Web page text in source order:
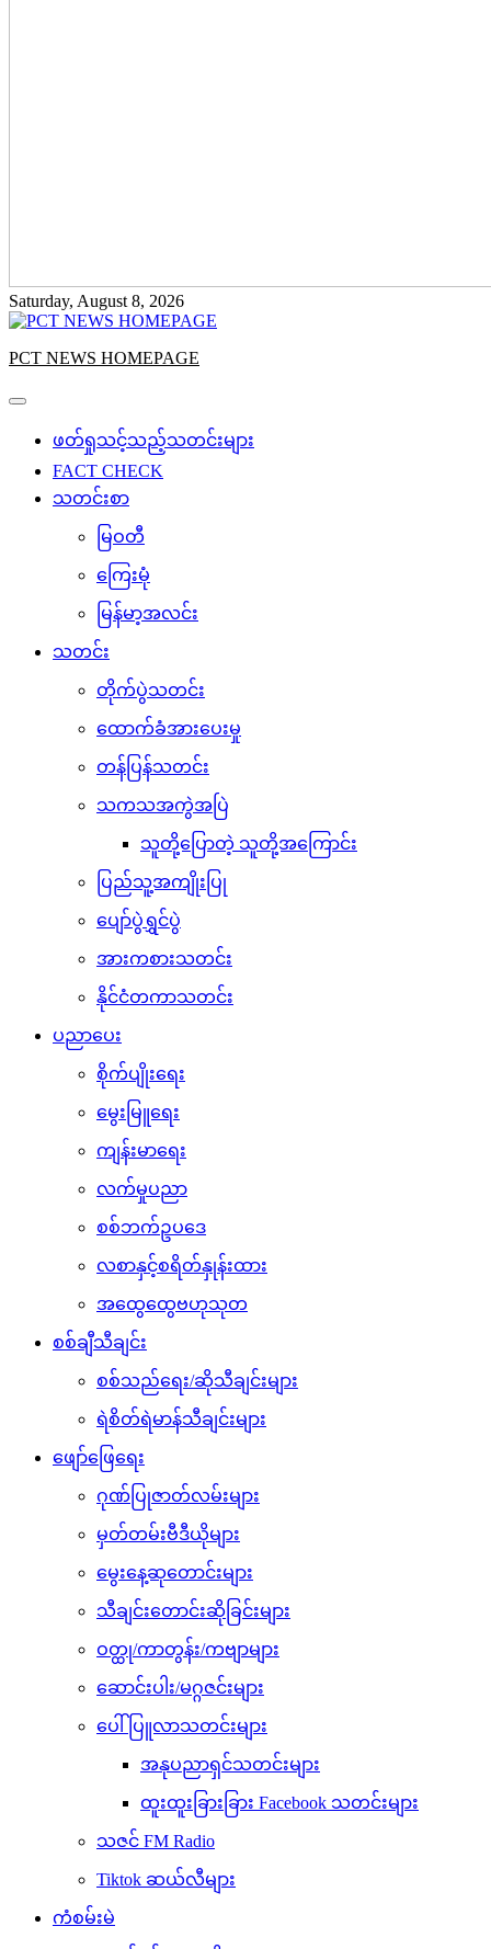
Saturday, August 8, 2026
PCT NEWS HOMEPAGE
ဖတ်ရှုသင့်သည့်သတင်းများ
FACT CHECK
သတင်းစာ
မြဝတီ
ကြေးမုံ
မြန်မာ့အလင်း
သတင်း
တိုက်ပွဲသတင်း
ထောက်ခံအားပေးမှု
တန်ပြန်သတင်း
သကသအကွဲအပြဲ
သူတို့ပြောတဲ့ သူတို့အကြောင်း
ပြည်သူ့အကျိုးပြု
ပျော်ပွဲရွှင်ပွဲ
အားကစားသတင်း
နိုင်ငံတကာသတင်း
ပညာပေး
စိုက်ပျိုးရေး
မွေးမြူရေး
ကျန်းမာရေး
လက်မှုပညာ
စစ်ဘက်ဥပဒေ
လစာနှင့်စရိတ်နှုန်းထား
အထွေထွေဗဟုသုတ
စစ်ချီသီချင်း
စစ်သည်ရေး/ဆိုသီချင်းများ
ရဲစိတ်ရဲမာန်သီချင်းများ
ဖျော်ဖြေရေး
ဂုဏ်ပြုဇာတ်လမ်းများ
မှတ်တမ်းဗီဒီယိုများ
မွေးနေ့ဆုတောင်းများ
သီချင်းတောင်းဆိုခြင်းများ
ဝတ္ထု/ကာတွန်း/ကဗျာများ
ဆောင်းပါး/မဂ္ဂဇင်းများ
ပေါ်ပြူလာသတင်းများ
အနုပညာရှင်သတင်းများ
ထူးထူးခြားခြား Facebook သတင်းများ
သဇင် FM Radio
Tiktok ဆယ်လီများ
ကံစမ်းမဲ